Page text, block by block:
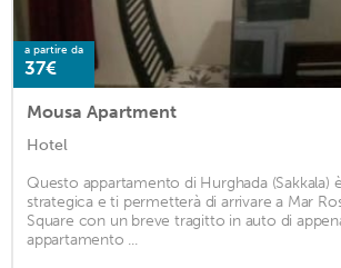
a partire da
37€
Mousa Apartment
Hotel
Questo appartamento di Hurghada (Sakkala)
strategica e ti permetterà di arrivare a Mar
Square con un breve tragitto in auto di
appartamento ...